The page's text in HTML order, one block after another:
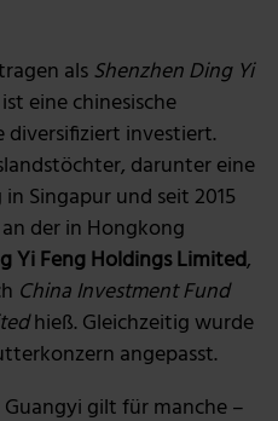
alsShenzhen Ding Yi
eine chinesische
investiert.
darunter eine
Singapur und seit 2015
der in Hongkong
Yi Feng Holdings Limited,
China Investment Fund
hieß. Gleichzeitig wurde
angepasst.
gilt für manche –